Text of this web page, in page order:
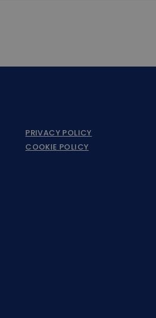
PRIVACY POLICY
COOKIE POLICY